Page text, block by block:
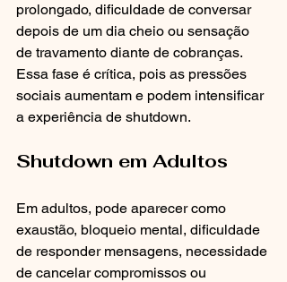
prolongado, dificuldade de conversar
depois de um dia cheio ou sensação
de travamento diante de cobranças.
Essa fase é crítica, pois as pressões
sociais aumentam e podem intensificar
a experiência de shutdown.
Shutdown em Adultos
Em adultos, pode aparecer como
exaustão, bloqueio mental, dificuldade
de responder mensagens, necessidade
de cancelar compromissos ou